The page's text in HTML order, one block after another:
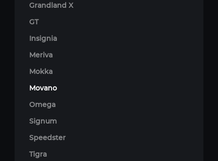
Grandland X
GT
Insignia
Meriva
Mokka
Movano
Omega
Signum
Speedster
Tigra